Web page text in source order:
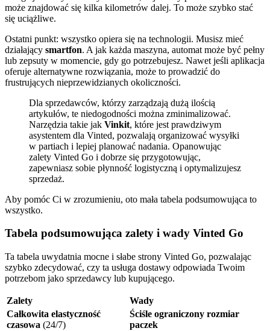
może znajdować się kilka kilometrów dalej. To może szybko stać
się uciążliwe.
Ostatni punkt: wszystko opiera się na technologii. Musisz mieć
działający smartfon. A jak każda maszyna, automat może być pełny
lub zepsuty w momencie, gdy go potrzebujesz. Nawet jeśli aplikacja
oferuje alternatywne rozwiązania, może to prowadzić do
frustrujących nieprzewidzianych okoliczności.
Dla sprzedawców, którzy zarządzają dużą ilością
artykułów, te niedogodności można zminimalizować.
Narzędzia takie jak Vinkit, które jest prawdziwym
asystentem dla Vinted, pozwalają organizować wysyłki
w partiach i lepiej planować nadania. Opanowując
zalety Vinted Go i dobrze się przygotowując,
zapewniasz sobie płynność logistyczną i optymalizujesz
sprzedaż.
Aby pomóc Ci w zrozumieniu, oto mała tabela podsumowująca to
wszystko.
Tabela podsumowująca zalety i wady Vinted Go
Ta tabela uwydatnia mocne i słabe strony Vinted Go, pozwalając
szybko zdecydować, czy ta usługa dostawy odpowiada Twoim
potrzebom jako sprzedawcy lub kupującego.
Zalety
Wady
Całkowita elastyczność
czasowa (24/7)
Ściśle ograniczony rozmiar
paczek